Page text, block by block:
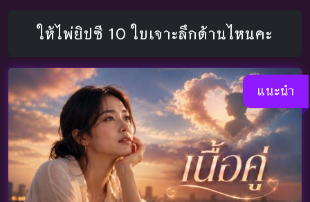
ให้ไพ่ยิปซี 10 ใบเจาะลึกด้านไหนคะ
แนะนำ